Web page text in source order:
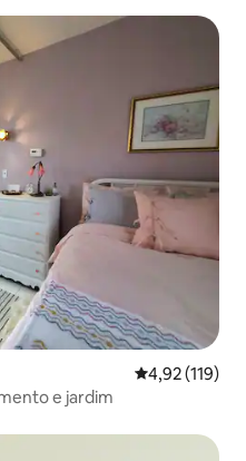
4,92 de uma
4,92 (119)
e jardim